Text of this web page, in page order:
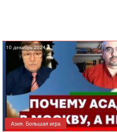
10 декабрь 2024
Азия. Большая игра